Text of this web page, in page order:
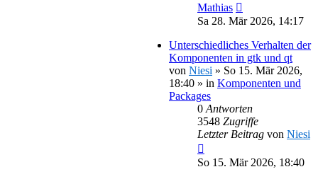
Mathias
Sa 28. Mär 2026, 14:17
Unterschiedliches Verhalten der
Komponenten in gtk und qt
von Niesi » So 15. Mär 2026,
18:40 » in Komponenten und
Packages
0 Antworten
3548 Zugriffe
Letzter Beitrag von Niesi
So 15. Mär 2026, 18:40